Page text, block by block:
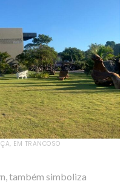
EM TRANCOSO
também simboliza